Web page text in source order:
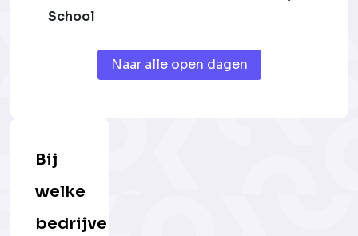
School
Naar alle open dagen
Bij
welke
bedrijven